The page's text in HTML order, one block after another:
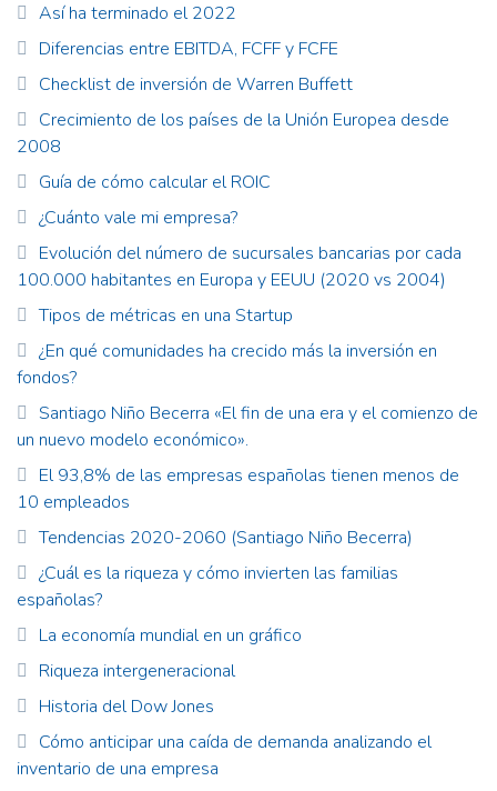
Así ha terminado el 2022
Diferencias entre EBITDA, FCFF y FCFE
Checklist de inversión de Warren Buffett
Crecimiento de los países de la Unión Europea desde
2008
Guía de cómo calcular el ROIC
¿Cuánto vale mi empresa?
Evolución del número de sucursales bancarias por cada
100.000 habitantes en Europa y EEUU (2020 vs 2004)
Tipos de métricas en una Startup
¿En qué comunidades ha crecido más la inversión en
fondos?
Santiago Niño Becerra «El fin de una era y el comienzo de
un nuevo modelo económico».
El 93,8% de las empresas españolas tienen menos de
10 empleados
Tendencias 2020-2060 (Santiago Niño Becerra)
¿Cuál es la riqueza y cómo invierten las familias
españolas?
La economía mundial en un gráfico
Riqueza intergeneracional
Historia del Dow Jones
Cómo anticipar una caída de demanda analizando el
inventario de una empresa